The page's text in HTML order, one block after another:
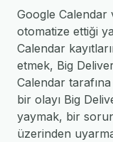
Google Calendar
otomatize ettiği
Calendar
etmek, Big
Calendar
bir olayı Big
yaymak, bir
üzerinden